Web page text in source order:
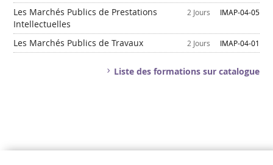
Les Marchés Publics de Prestations
Intellectuelles
2 Jours IMAP-04-05
Les Marchés Publics de Travaux 2 Jours IMAP-04-01
Liste des formations sur catalogue